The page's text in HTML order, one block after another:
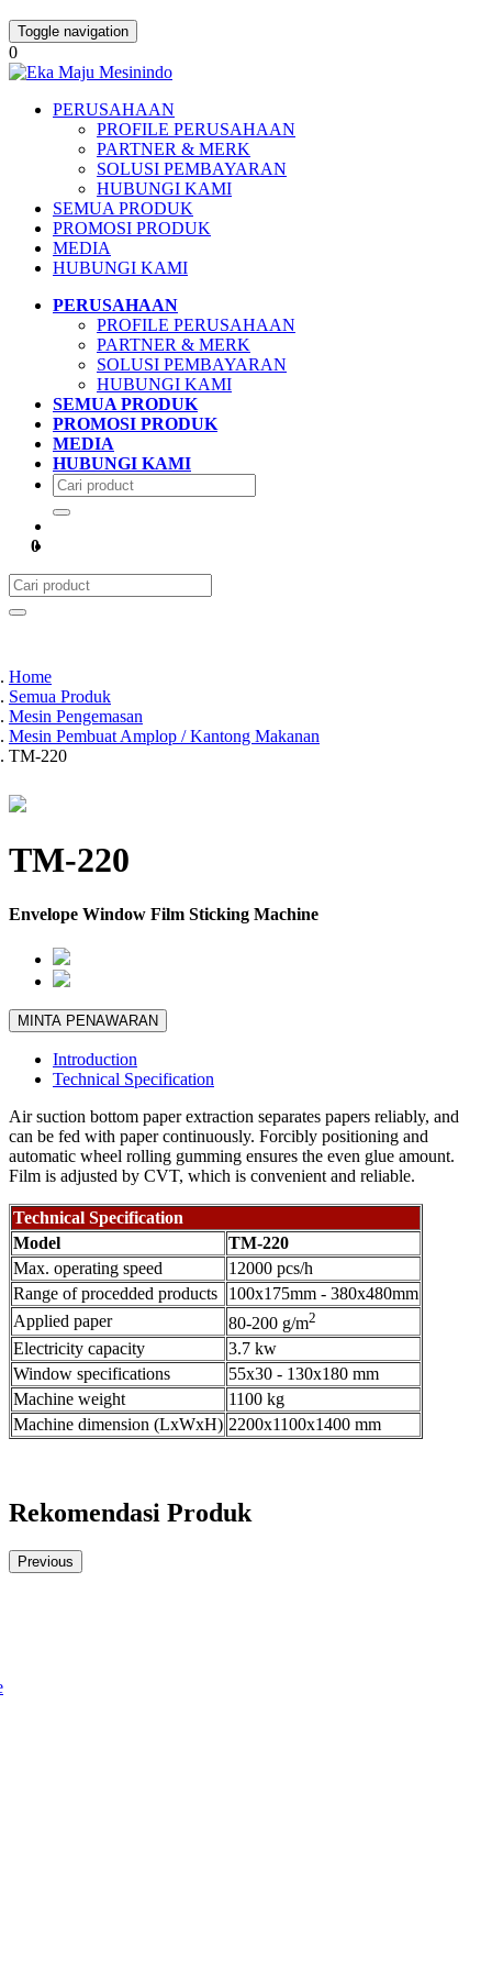
Toggle navigation
0
PERUSAHAAN
PROFILE PERUSAHAAN
PARTNER & MERK
SOLUSI PEMBAYARAN
HUBUNGI KAMI
SEMUA PRODUK
PROMOSI PRODUK
MEDIA
HUBUNGI KAMI
PERUSAHAAN
PROFILE PERUSAHAAN
PARTNER & MERK
SOLUSI PEMBAYARAN
HUBUNGI KAMI
SEMUA PRODUK
PROMOSI PRODUK
MEDIA
HUBUNGI KAMI
0
Home
Semua Produk
Mesin Pengemasan
Mesin Pembuat Amplop / Kantong Makanan
TM-220
TM-220
Envelope Window Film Sticking Machine
MINTA PENAWARAN
Introduction
Technical Specification
Air suction bottom paper extraction separates papers reliably, and
can be fed with paper continuously. Forcibly positioning and
automatic wheel rolling gumming ensures the even glue amount.
Film is adjusted by CVT, which is convenient and reliable.
Technical Specification
Model
TM-220
Max. operating speed
12000 pcs/h
Range of procedded products
100x175mm - 380x480mm
Applied paper
80-200 g/m2
Electricity capacity
3.7 kw
Window specifications
55x30 - 130x180 mm
Machine weight
1100 kg
Machine dimension (LxWxH) 2200x1100x1400 mm
Rekomendasi Produk
Previous